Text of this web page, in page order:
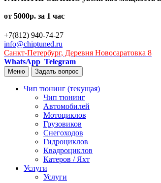
от 5000р. за 1 час
+7(812) 940-74-27
info@chiptuned.ru
Санкт-Петербург, Деревня Новосаратовка 8
WhatsApp Telegram
Меню Задать вопрос
Чип тюнинг (текущая)
Чип тюнинг
Автомобилей
Мотоциклов
Грузовиков
Снегоходов
Гидроциклов
Квадроциклов
Катеров / Яхт
Услуги
Услуги